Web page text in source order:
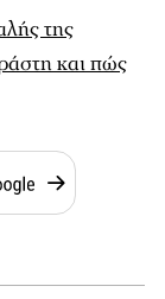
της
και πώς